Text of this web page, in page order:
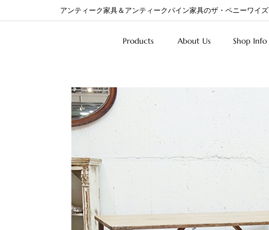
アンティーク家具＆アンティークパイン家具のザ・ペニーワイズ
Products About Us Shop Info